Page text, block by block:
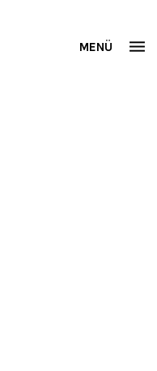
MENÜ